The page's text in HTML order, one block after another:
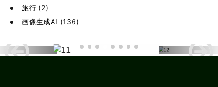
旅行 (2)
画像生成AI (136)